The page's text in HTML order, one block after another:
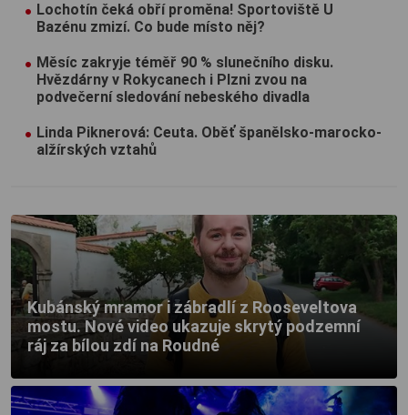
Lochotín čeká obří proměna! Sportoviště U
Bazénu zmizí. Co bude místo něj?
Měsíc zakryje téměř 90 % slunečního disku.
Hvězdárny v Rokycanech i Plzni zvou na
podvečerní sledování nebeského divadla
Linda Piknerová: Ceuta. Oběť španělsko-marocko-
alžírských vztahů
Kubánský mramor i zábradlí z Rooseveltova
mostu. Nové video ukazuje skrytý podzemní
ráj za bílou zdí na Roudné